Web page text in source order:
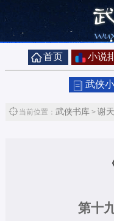
首页 小说
武侠
当前位置： 武侠书库> 谢
第十